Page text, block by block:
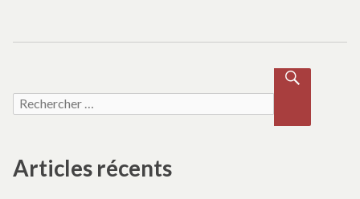
i
n
Articles récents